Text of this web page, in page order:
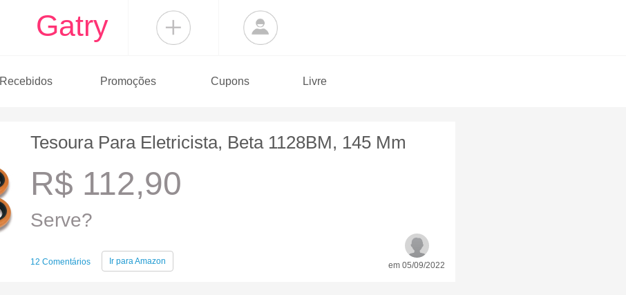
Gatry
Recebidos Promoções Cupons Livre
Tesoura Para Eletricista, Beta 1128BM, 145 Mm
R$ 112,90
Serve?
12 Comentários Ir paraAmazon em 05/09/2022